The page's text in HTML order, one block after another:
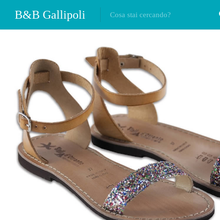
B&B Gallipoli